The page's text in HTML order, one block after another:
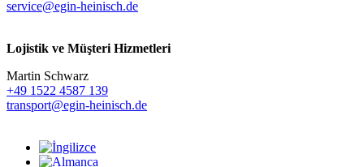
service@egin-heinisch.de
Lojistik ve Müşteri Hizmetleri
Martin Schwarz
+49 1522 4587 139
transport@egin-heinisch.de